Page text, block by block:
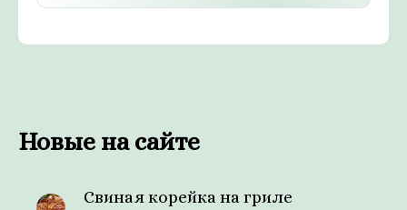
Новые на сайте
Свиная корейка на гриле